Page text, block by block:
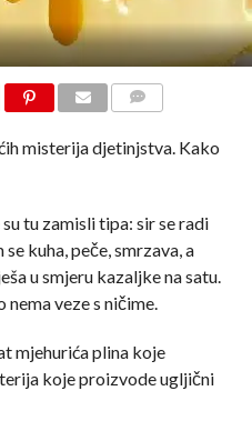
misterija djetinjstva. Kako
tu zamisli tipa: sir se radi
kuha, peče, smrzava, a
u smjeru kazaljke na satu.
veze s ničime.
mjehurića plina koje
koje proizvode ugljični